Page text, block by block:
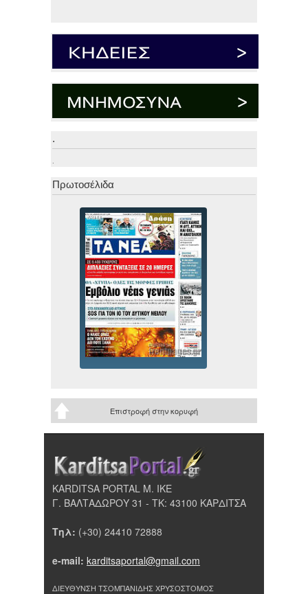
.
.
Πρωτοσέλιδα
Επιστροφή στην κορυφή
KARDITSA PORTAL Μ. ΙΚΕ
Γ. ΒΑΛΤΑΔΩΡΟΥ 31 - ΤΚ: 43100 ΚΑΡΔΙΤΣΑ
Τηλ: (+30) 24410 72888
e-mail: karditsaportal@gmail.com
ΔΙΕΥΘΥΝΣΗ ΤΣΟΜΠΑΝΙΔΗΣ ΧΡΥΣΟΣΤΟΜΟΣ